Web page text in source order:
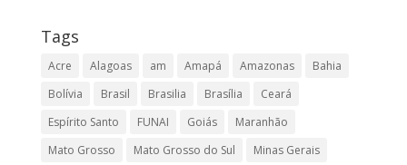
Tags
Acre Alagoas am Amapá Amazonas
Bahia
Bolívia
Brasil Brasilia Brasília
Ceará
Espírito Santo
FUNAI Goiás
Maranhão
Mato Grosso
Mato Grosso do Sul
Minas Gerais